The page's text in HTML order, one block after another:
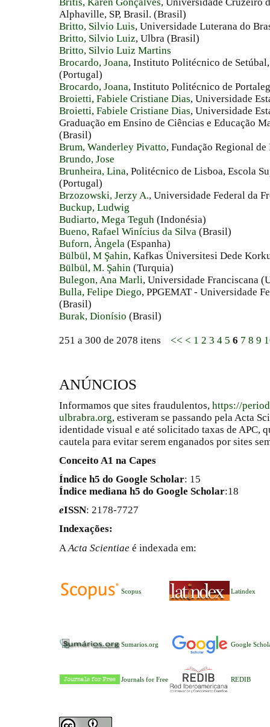
Alphaville, SP, Brasil. (Brasil)
Britto, Silvio Luis, Universidade Luterana do
Britto, Silvio Luiz, Ulbra (Brasil)
Britto, Silvio Luiz Martins
Brocardo, Joana, Instituto Politécnico de
(Portugal)
Brocardo, Joana, Instituto Politécnico de
Broietti, Fabiele Cristiane Dias, Universidade
Broietti, Fabiele Cristiane Dias, Universidade
Graduação em Ensino de Ciências e Educação
(Brasil)
Brum, Wanderley Pivatto, Fundação Regional
Brundo, Jose
Brunheira, Lina, Politécnico de Lisboa, Escola
(Portugal)
Brzozowski, Jerzy A., Universidade Federal da
Buckup, Ludwig
Budiarto, Mega Teguh (Indonésia)
Bueno, Rafael Winícius da Silva (Brasil)
Buforn, Àngela (Espanha)
Bülbül, M Şahin, Kafkas Üniversitesi Dede
Bülbül, M. Şahin (Turquia)
Bulegon, Ana Marli, Universidade Franciscana
Bulla, Felipe Diego, PPGEMAT - Universidade
(Brasil)
Burak, Dionísio (Brasil)
251 a 300 de 2078 itens << < 1 2 3 4 5 6 7 8 9
ANÚNCIOS
Informamos que sites fraudulentos, https://
ulbrabra.org, estiveram se passando pela Acta
identidade visual e até solicitado taxas de APC,
cautela para evitar serem enganados por sites
Conceito A1 na Capes
Índice h5 do Google Scholar: 15
Índice mediana h5 do Google Scholar:18
eISSN: 2178-7727
Indexações:
A Acta Scientiae é indexada em:
Scopus Latindex
Sumarios.org Google
Journals for Free REDIB